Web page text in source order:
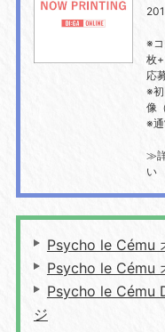
※
枚
応
※
像
※
≫
い
Psycho le Cému
Psycho le Cému
Psycho le Cému
ジ